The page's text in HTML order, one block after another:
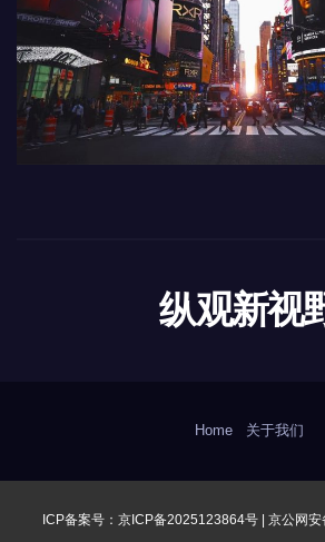
纵观新视
Home 关于我们
ICP备案号：京ICP备2025123864号 | 京公网